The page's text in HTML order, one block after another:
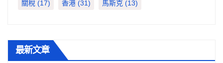
關稅 (17) 香港 (31) 馬斯克 (13)
最新文章